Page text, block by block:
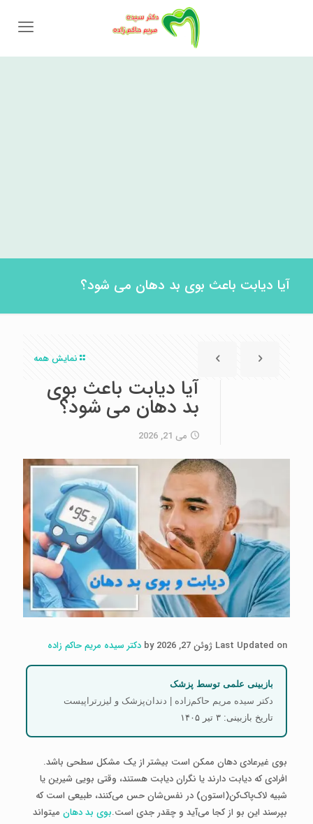
آیا دیابت باعث بوی بد دهان می شود؟
نمایش همه
آیا دیابت باعث بوی
بد دهان می شود؟
می 21, 2026
Last Updated on ژوئن 27, 2026 by دکتر سیده مریم حاکم زاده
بازبینی علمی توسط پزشک
دکتر سیده مریم حاکم‌زاده | دندان‌پزشک و لیزرتراپیست
تاریخ بازبینی: ۳ تیر ۱۴۰۵
بوی غیرعادی دهان ممکن است بیشتر از یک مشکل سطحی باشد.
افرادی که دیابت دارند یا نگران دیابت هستند، وقتی بویی شیرین یا
شبیه لاک‌پاک‌کن(استون) در نفس‌شان حس می‌کنند، طبیعی است که
بپرسند این بو از کجا می‌آید و چقدر جدی است.بوی بد دهانمیتواند